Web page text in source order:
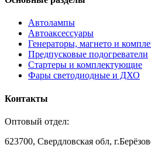
Автолампы
Автоаксессуары
Генераторы, магнето и
Предпусковые подогреватели
Стартеры и комплектующие
Фары светодиодные и ДХО
Контакты
Оптовый отдел:
623700, Свердловская обл,